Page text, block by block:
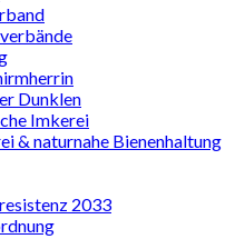
Dunklen
Imkerei
& naturnahe Bienenhaltung
2033